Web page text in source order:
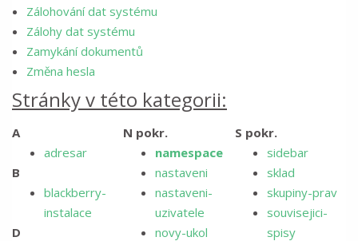
Zálohování dat systému
Zálohy dat systému
Zamykání dokumentů
Změna hesla
Stránky v této kategorii:
A
adresar
B
blackberry-
instalace
D
N pokr.
namespace
nastaveni
nastaveni-
uzivatele
novy-ukol
S pokr.
sidebar
sklad
skupiny-prav
souvisejici-
spisy